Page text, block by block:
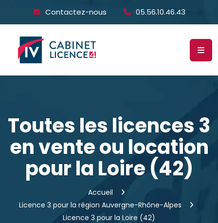
Contactez-nous 05.56.10.46.43
Toutes les licences 3
en vente ou location
pour la Loire (42)
Accueil
Licence 3 pour la région Auvergne-Rhône-Alpes
Licence 3 pour la Loire (42)